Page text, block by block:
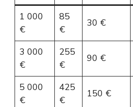
1 000
€
85
€
30 €
3 000
€
255
€
90 €
5 000
€
425
€
150 €